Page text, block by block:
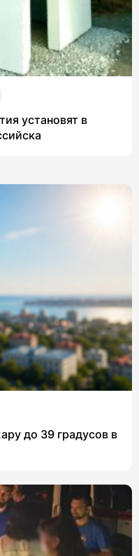
установят в
до 39 градусов в